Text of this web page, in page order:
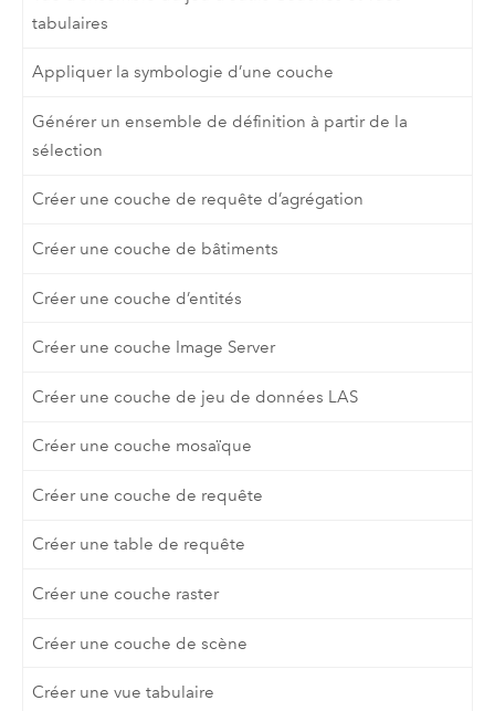
tabulaires
Appliquer la symbologie d’une couche
Générer un ensemble de définition à partir de la
sélection
Créer une couche de requête d’agrégation
Créer une couche de bâtiments
Créer une couche d’entités
Créer une couche Image Server
Créer une couche de jeu de données LAS
Créer une couche mosaïque
Créer une couche de requête
Créer une table de requête
Créer une couche raster
Créer une couche de scène
Créer une vue tabulaire